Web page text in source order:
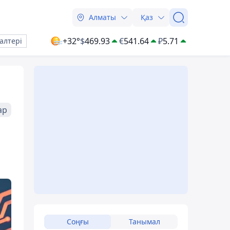
Алматы Қаз
+32°$469.93 €541.64 ₽5.71
Соңғы Танымал